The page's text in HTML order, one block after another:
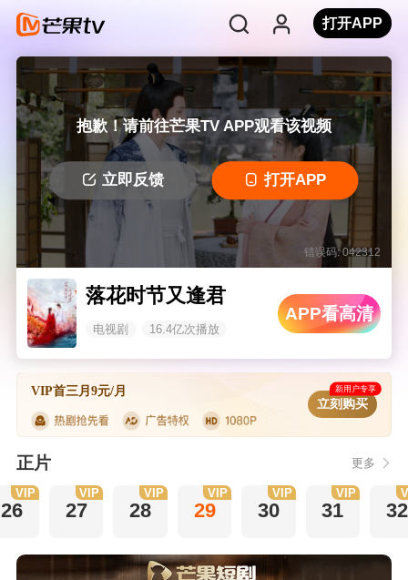
打开APP
抱歉！请前往芒果TV APP观看该视频
立即反馈 打开APP
错误码: 042312
落花时节又逢君
电视剧 16.4亿次播放
APP看高清
VIP首三月9元/月 新用户专享
立刻购买
正片 更多
26
VIP
27
VIP
28
VIP
29
VIP
30
VIP
31
VIP
32